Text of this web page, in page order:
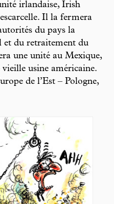
irlandaise, Irish
Il la fermera
du pays la
et du retraitement du
une unité au Mexique,
usine américaine.
de l’Est – Pologne,